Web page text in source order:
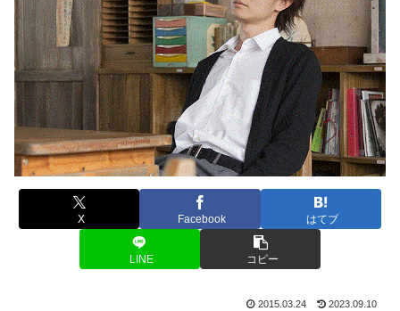
X Facebook はてブ
LINE コピー
2015.03.24 2023.09.10